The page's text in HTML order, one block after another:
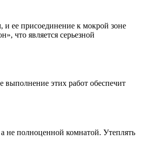
и ее присоединение к мокрой зоне
что является серьезной
этих работ обеспечит
не полноценной комнатой. Утеплять